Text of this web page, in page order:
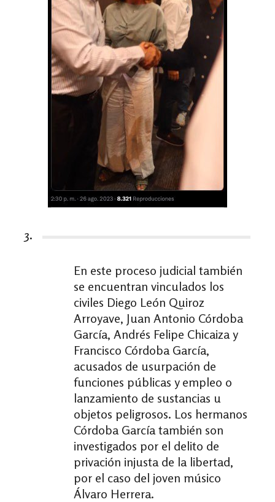
3.
En este proceso judicial también
se encuentran vinculados los
civiles Diego León Quiroz
Arroyave, Juan Antonio Córdoba
García, Andrés Felipe Chicaiza y
Francisco Córdoba García,
acusados de usurpación de
funciones públicas y empleo o
lanzamiento de sustancias u
objetos peligrosos. Los hermanos
Córdoba García también son
investigados por el delito de
privación injusta de la libertad,
por el caso del joven músico
Álvaro Herrera.